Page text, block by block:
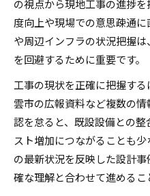
の視点から現地工事の進捗
度向上や現場での意思疎通
や周辺インフラの状況把握
を回避するために重要です。
工事の現状を正確に把握す
雲市の広報資料など複数の
認を怠ると、既設設備との
スト増加につながることも
の最新状況を反映した設計
確な理解と合わせて進めるこ